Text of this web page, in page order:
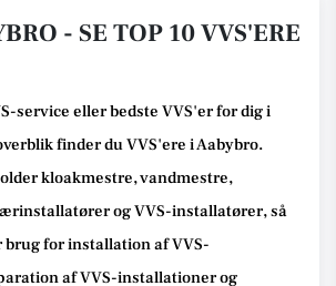
- SE TOP 10 VVS'ERE
service eller bedste VVS'er for dig i
finder du VVS'ere i Aabybro.
kloakmestre, vandmestre,
og VVS-installatører, så
brug for installation af VVS-
af VVS-installationer og